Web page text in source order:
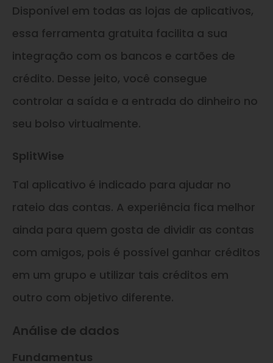
Disponível em todas as lojas de aplicativos,
essa ferramenta gratuita facilita a sua
integração com os bancos e cartões de
crédito. Desse jeito, você consegue
controlar a saída e a entrada do dinheiro no
seu bolso virtualmente.
SplitWise
Tal aplicativo é indicado para ajudar no
rateio das contas. A experiência fica melhor
ainda para quem gosta de dividir as contas
com amigos, pois é possível ganhar créditos
em um grupo e utilizar tais créditos em
outro com objetivo diferente.
Análise de dados
Fundamentus